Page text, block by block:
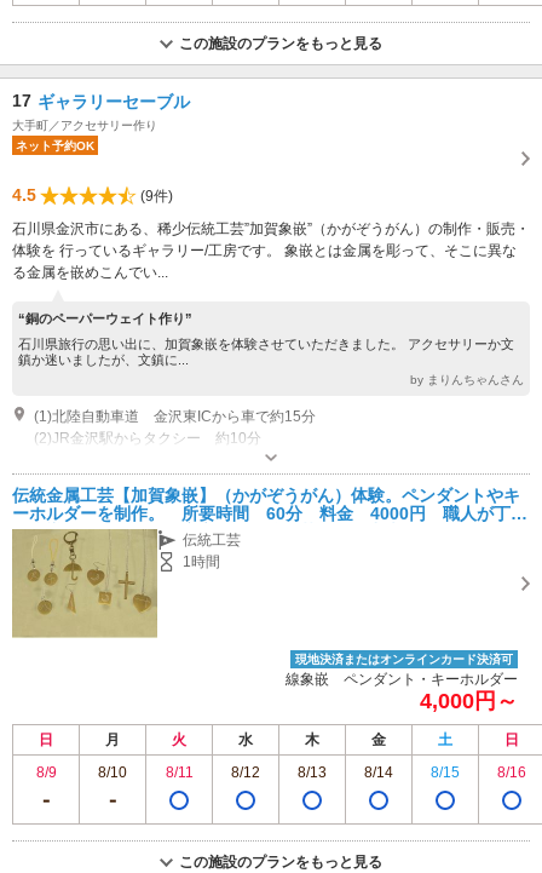
この施設のプランをもっと見る
17 ギャラリーセーブル
大手町／アクセサリー作り
ネット予約OK
4.5
(9件)
石川県金沢市にある、稀少伝統工芸”加賀象嵌”（かがぞうがん）の制作・販売・
体験を 行っているギャラリー/工房です。 象嵌とは金属を彫って、そこに異な
る金属を嵌めこんでい...
“銅のペーパーウェイト作り”
石川県旅行の思い出に、加賀象嵌を体験させていただきました。 アクセサリーか文
鎮か迷いましたが、文鎮に...
by まりんちゃんさん
(1)北陸自動車道 金沢東ICから車で約15分
(2)JR金沢駅からタクシー 約10分
営業時間：10:00～17:00 定休日：不定休
伝統金属工芸【加賀象嵌】（かがぞうがん）体験。ペンダントやキ
ーホルダーを制作。 所要時間 60分 料金 4000円 職人が丁寧
に指導いたしますので安心して伝統工芸を体験出来ます。
伝統工芸
1時間
現地決済またはオンラインカード決済可
線象嵌 ペンダント・キーホルダー
4,000円～
日 月 火 水 木 金 土
日
8/9
8/10 8/11 8/12 8/13 8/14 8/15 8/16
この施設のプランをもっと見る